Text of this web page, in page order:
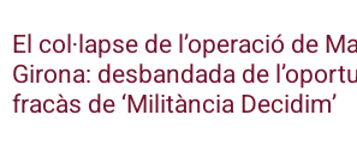
El col·lapse de l’operació de
Girona: desbandada de
fracàs de ‘Militància Decidim’